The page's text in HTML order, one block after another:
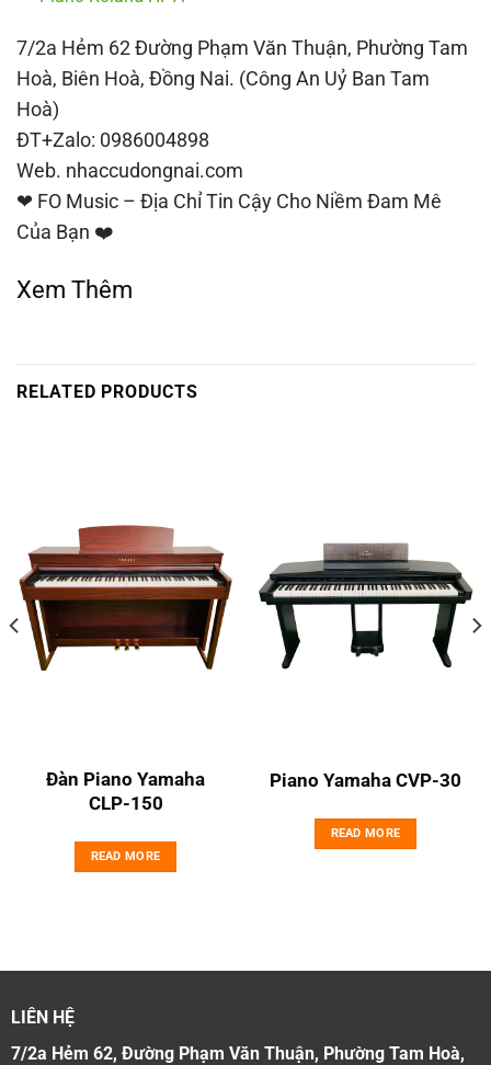
7/2a Hẻm 62 Đường Phạm Văn Thuận, Phường Tam
Hoà, Biên Hoà, Đồng Nai. (Công An Uỷ Ban Tam
Hoà)
ĐT+Zalo: 0986004898
Web. nhaccudongnai.com
❤ FO Music – Địa Chỉ Tin Cậy Cho Niềm Đam Mê
Của Bạn ❤️
Xem Thêm
RELATED PRODUCTS
Đàn Piano Yamaha
CLP-150
READ MORE
Piano Yamaha CVP-30
READ MORE
LIÊN HỆ
7/2a Hẻm 62, Đường Phạm Văn Thuận, Phường Tam Hoà,